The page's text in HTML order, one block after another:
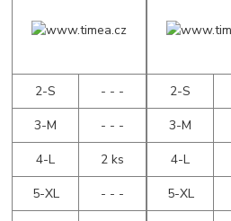
2-S
- - -
3-M
- - -
4-L
2 ks
5-XL
- - -
2-S
3-M
4-L
5-XL